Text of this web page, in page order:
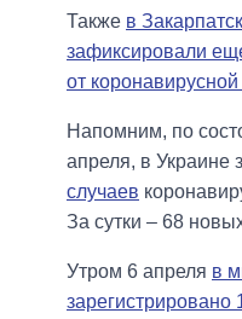
Также в
зафиксировали
от
Напомним, по
апреля, в Украине
случаев
За сутки – 68
Утром 6 апреля в
зарегистрировано